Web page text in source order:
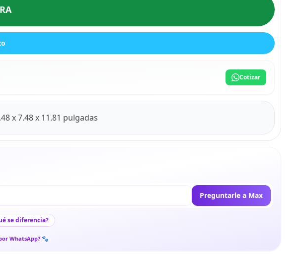
Cotizar
x 7.48 x 11.81 pulgadas
Preguntarle a Max
se diferencia?
WhatsApp? 🐾